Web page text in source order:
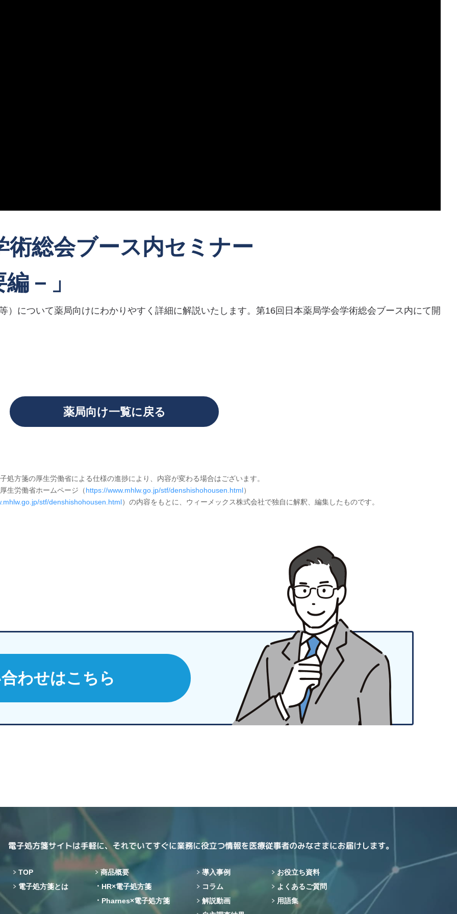
術総会ブース内セミナー
－」
）について薬局向けにわかりやすく詳細に解説いたします。第16回日本薬局学会学術総会ブース内にて開
薬局向け一覧に戻る
処方箋の厚生労働省による仕様の進捗により、内容が変わる場合はございます。
生労働省ホームページ（https://www.mhlw.go.jp/stf/denshishohousen.html）
stf/denshishohousen.html）の内容をもとに、ウィーメックス株式会社で独自に解釈、編集したものです。
わせはこちら
TOP
電子処方箋とは
商品概要
HR×電子処方箋
Pharnes×電子処方箋
導入事例
コラム
解説動画
お役立ち資料
よくあるご質問
用語集